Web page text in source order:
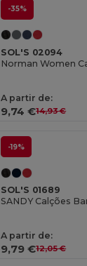
-35%
SOL'S 02094
A partir de:
9,74 €14,93 €
-19%
SOL'S 01689
SANDY Calções
A partir de:
9,79 €12,05 €